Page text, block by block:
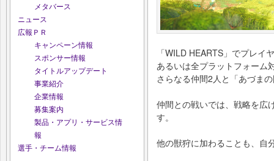
メタバース
ニュース
広報ＰＲ
キャンペーン情報
スポンサー情報
タイトルアップデート
事業紹介
企業情報
募集案内
製品・アプリ・サービス情
報
選手・チーム情報
「WILD HEARTS」でプレイ
あるいは全プラットフォーム
さらなる仲間2人と「あづま
仲間との戦いでは、戦略を広
す。
他の獣狩に加わることも、自